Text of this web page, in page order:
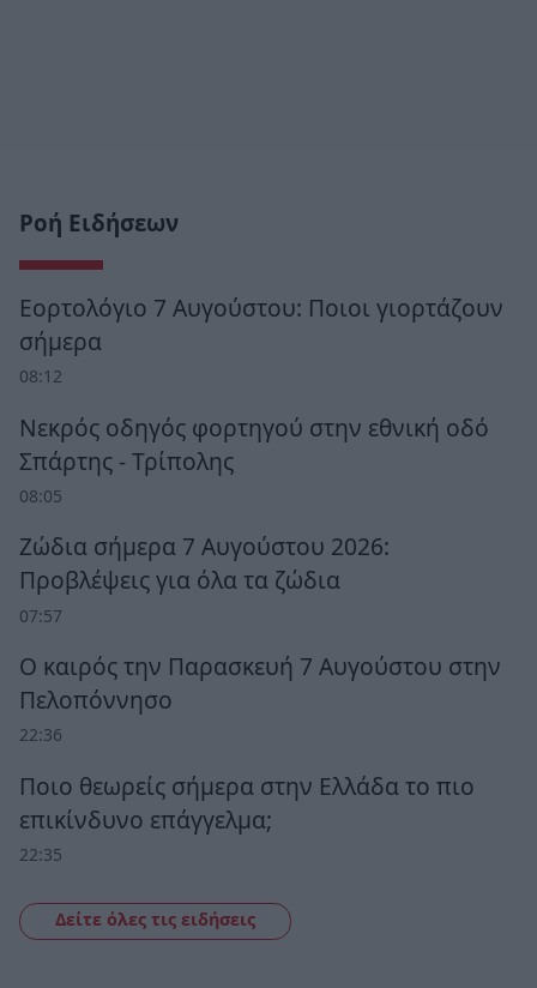
Ροή Ειδήσεων
Εορτολόγιο 7 Αυγούστου: Ποιοι γιορτάζουν
σήμερα
08:12
Νεκρός οδηγός φορτηγού στην εθνική οδό
Σπάρτης - Τρίπολης
08:05
Ζώδια σήμερα 7 Αυγούστου 2026:
Προβλέψεις για όλα τα ζώδια
07:57
Ο καιρός την Παρασκευή 7 Αυγούστου στην
Πελοπόννησο
22:36
Ποιο θεωρείς σήμερα στην Ελλάδα το πιο
επικίνδυνο επάγγελμα;
22:35
Δείτε όλες τις ειδήσεις